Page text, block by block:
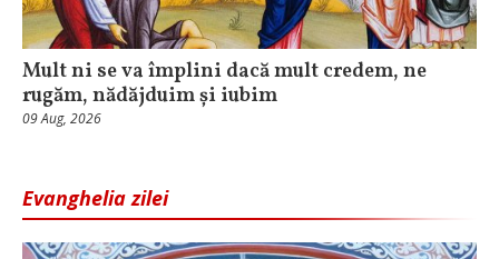
Mult ni se va împlini dacă mult credem, ne
rugăm, nădăjduim și iubim
09 Aug, 2026
Evanghelia zilei